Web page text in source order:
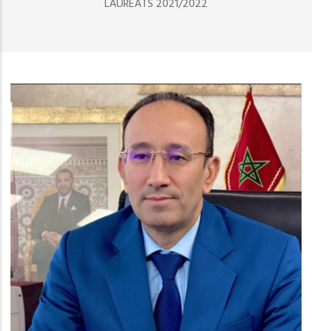
LAURÉATS 2021/2022